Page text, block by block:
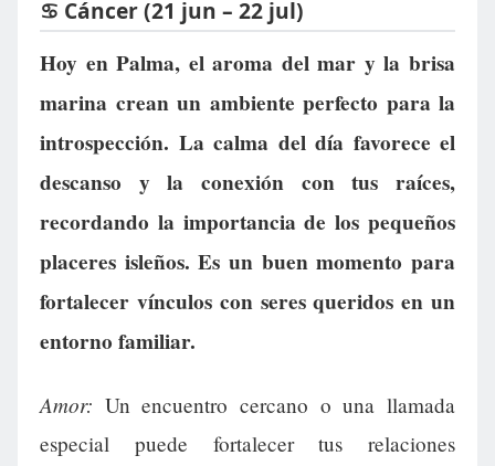
♋ Cáncer (21 jun – 22 jul)
Hoy en Palma, el aroma del mar y la brisa
marina crean un ambiente perfecto para la
introspección. La calma del día favorece el
descanso y la conexión con tus raíces,
recordando la importancia de los pequeños
placeres isleños. Es un buen momento para
fortalecer vínculos con seres queridos en un
entorno familiar.
Amor: Un encuentro cercano o una llamada
especial puede fortalecer tus relaciones